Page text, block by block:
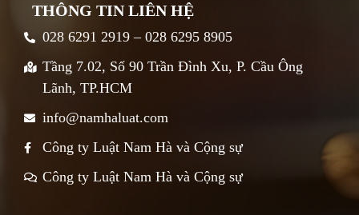
THÔNG TIN LIÊN HỆ
028 6291 2919 – 028 6295 8905
Tầng 7.02, Số 90 Trần Đình Xu, P. Cầu Ông
Lãnh, TP.HCM
info@namhaluat.com
Công ty Luật Nam Hà và Cộng sự
Công ty Luật Nam Hà và Cộng sự